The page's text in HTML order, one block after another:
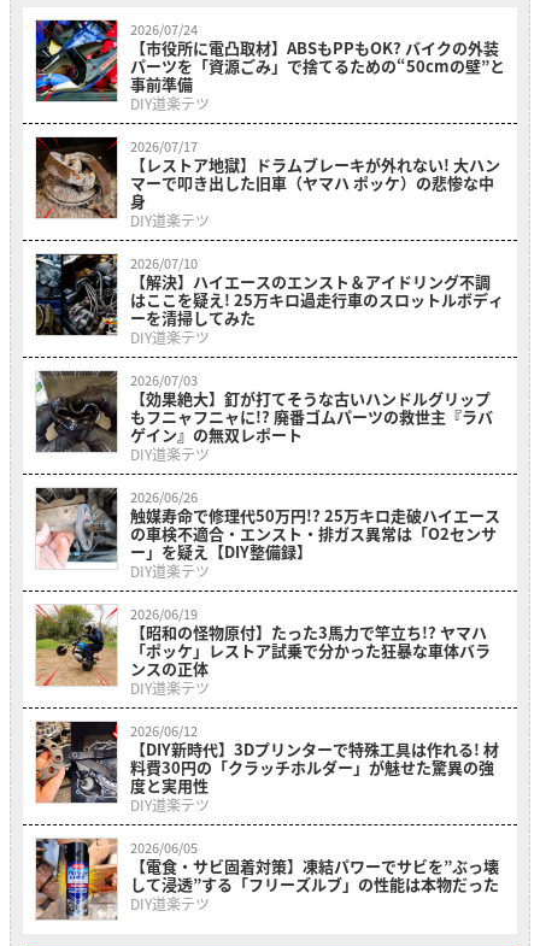
2026/07/24
【市役所に電凸取材】ABSもPPもOK? バイクの外装
パーツを「資源ごみ」で捨てるための“50cmの壁”と
事前準備
DIY道楽テツ
2026/07/17
【レストア地獄】ドラムブレーキが外れない! 大ハン
マーで叩き出した旧車（ヤマハ ポッケ）の悲惨な中
身
DIY道楽テツ
2026/07/10
【解決】ハイエースのエンスト＆アイドリング不調
はここを疑え! 25万キロ過走行車のスロットルボディ
ーを清掃してみた
DIY道楽テツ
2026/07/03
【効果絶大】釘が打てそうな古いハンドルグリップ
もフニャフニャに!? 廃番ゴムパーツの救世主『ラバ
ゲイン』の無双レポート
DIY道楽テツ
2026/06/26
触媒寿命で修理代50万円!? 25万キロ走破ハイエース
の車検不適合・エンスト・排ガス異常は「O2センサ
ー」を疑え【DIY整備録】
DIY道楽テツ
2026/06/19
【昭和の怪物原付】たった3馬力で竿立ち!? ヤマハ
「ポッケ」レストア試乗で分かった狂暴な車体バラ
ンスの正体
DIY道楽テツ
2026/06/12
【DIY新時代】3Dプリンターで特殊工具は作れる! 材
料費30円の「クラッチホルダー」が魅せた驚異の強
度と実用性
DIY道楽テツ
2026/06/05
【電食・サビ固着対策】凍結パワーでサビを”ぶっ壊
して浸透”する「フリーズルブ」の性能は本物だった
DIY道楽テツ